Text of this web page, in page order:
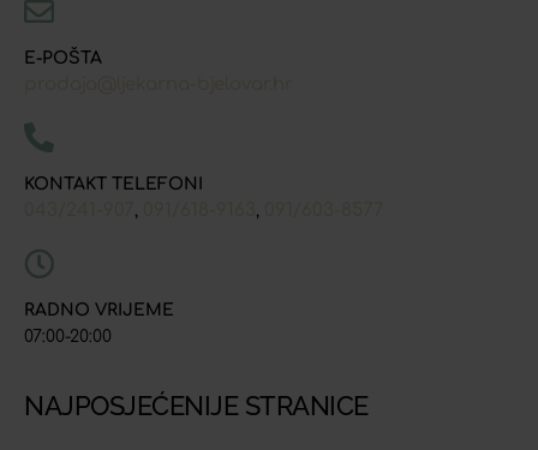
E-POŠTA
KONTAKT TELEFONI
RADNO VRIJEME
07:00-20:00
NAJPOSJEĆENIJE STRANICE